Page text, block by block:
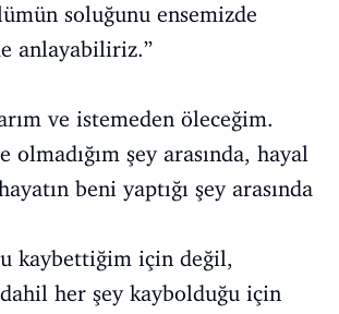
soluğunu ensemizde
anlayabiliriz.”
ve istemeden öleceğim.
olmadığım şey arasında, hayal
beni yaptığı şey arasında
kaybettiğim için değil,
her şey kaybolduğu için